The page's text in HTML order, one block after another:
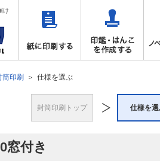
け
筒印刷 仕様を選ぶ
封筒印刷トップ 仕様を
窓付き